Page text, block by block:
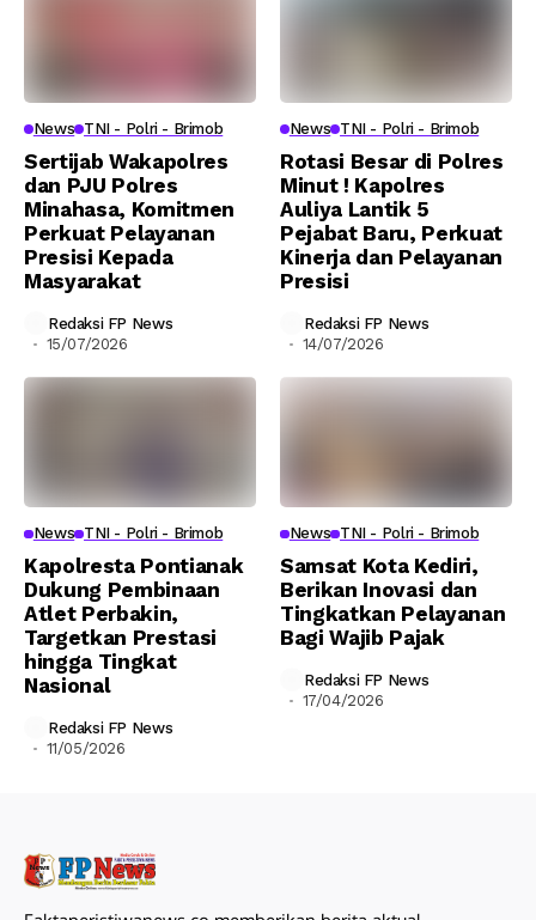
News TNI - Polri - Brimob
Sertijab Wakapolres
dan PJU Polres
Minahasa, Komitmen
Perkuat Pelayanan
Presisi Kepada
Masyarakat
Redaksi FP News
15/07/2026
News TNI - Polri - Brimob
Rotasi Besar di Polres
Minut ! Kapolres
Auliya Lantik 5
Pejabat Baru, Perkuat
Kinerja dan Pelayanan
Presisi
Redaksi FP News
14/07/2026
News TNI - Polri - Brimob
Kapolresta Pontianak
Dukung Pembinaan
Atlet Perbakin,
Targetkan Prestasi
hingga Tingkat
Nasional
Redaksi FP News
11/05/2026
News TNI - Polri - Brimob
Samsat Kota Kediri,
Berikan Inovasi dan
Tingkatkan Pelayanan
Bagi Wajib Pajak
Redaksi FP News
17/04/2026